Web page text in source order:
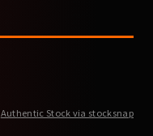
Authentic Stock via stocksnap